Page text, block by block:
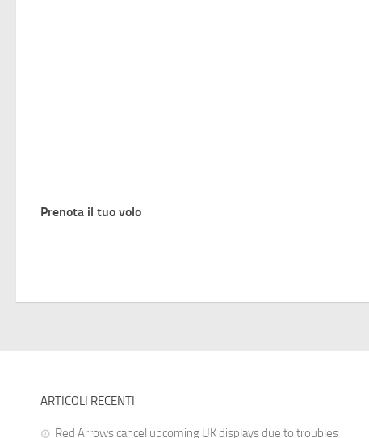
Prenota il tuo volo
ARTICOLI RECENTI
Red Arrows cancel upcoming UK displays due to troubles